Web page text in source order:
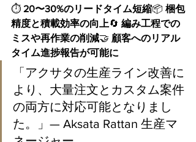
⏱ 20〜30%のリードタイム短縮📦 梱包
精度と積載効率の向上🔄 編み工程での
ミスや再作業の削減🤝 顧客へのリアル
タイム進捗報告が可能に
「アクサタの生産ライン改善に
より、大量注文とカスタム案件
の両方に対応可能となりまし
た。」— Aksata Rattan 生産マ